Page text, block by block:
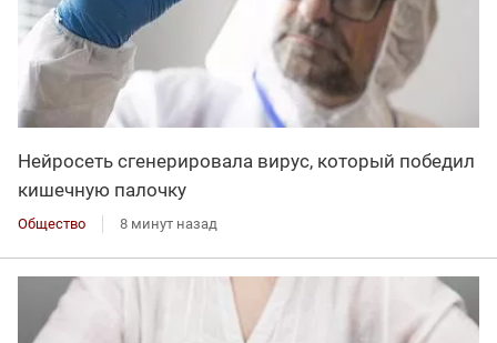
Нейросеть сгенерировала вирус, который победил
кишечную палочку
Общество 8 минут назад